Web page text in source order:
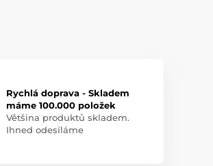
Rychlá doprava - Skladem
máme 100.000 položek
Většina produktů skladem.
Ihned odesíláme